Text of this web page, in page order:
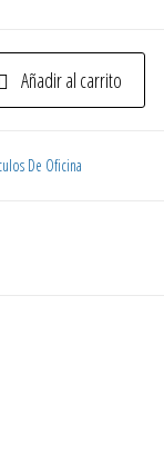
Añadir al carrito
De Oficina